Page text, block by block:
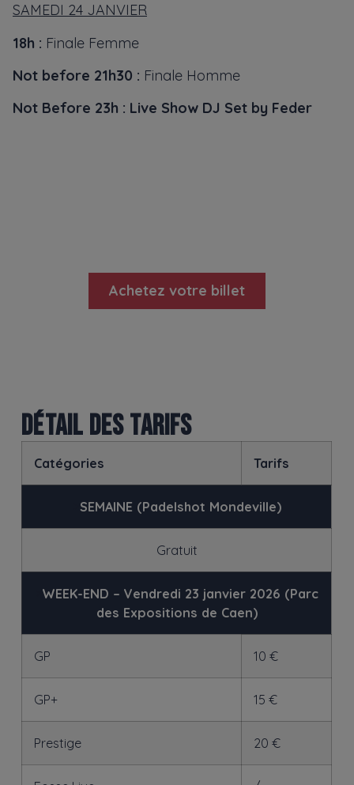
SAMEDI 24 JANVIER
18h : Finale Femme
Not before 21h30 : Finale Homme
Not Before 23h : Live Show DJ Set by Feder
Achetez votre billet
DÉTAIL DES TARIFS
Catégories Tarifs
SEMAINE (Padelshot Mondeville)
Gratuit
WEEK-END – Vendredi 23 janvier 2026 (Parc
des Expositions de Caen)
GP 10 €
GP+ 15 €
Prestige 20 €